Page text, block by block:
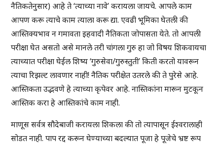
नैतिकतेनुसार) आहे ते ‘त्याच्या नावे’ करायला जायचे. आपले काम
आपण करू त्याचे काम त्याला करू द्या. एवढी भूमिका घेतली की
आस्तिक्यभाव न गमावता इहवादी नैतिकता जोपासता येते. तो आपली
परीक्षा घेत असतो असे मानले तरी चांगला गुरु हा जो विषय शिकवायचा
त्याच्यात परीक्षा घेईल शिष्य ‘गुरुसेवा/गुरुस्तुती’ किती करतो यावरून
त्याचा रिझल्ट लावणार नाही! नैतिक परीक्षेत उतरले की ते पुरेसे आहे.
आस्तिकता उद्भवणे हे त्याच्या कृपेवर आहे. नास्तिकांना मारून मुटकून
आस्तिक करा हे आस्तिकांचे काम नाही.
माणूस सर्वत्र सौदेबाजी करायला शिकला की तो त्यापासून ईश्वरालाही
सोडत नाही. पाप रद्द करून घेण्याच्या बदल्यात पूजा हे पूजेचे भ्रष्ट रूप